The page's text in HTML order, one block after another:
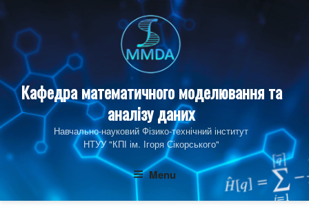
content
Кафедра математичного моделювання та
аналізу даних
Навчально-науковий Фізико‑технічний інститут
НТУУ "КПІ ім. Ігоря Сікорського"
Menu